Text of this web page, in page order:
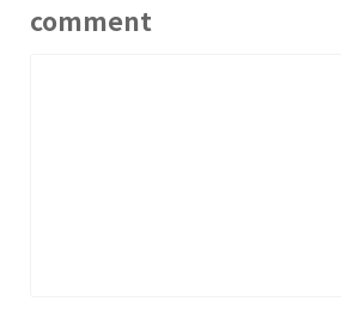
comment